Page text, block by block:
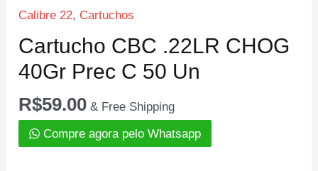
Calibre 22, Cartuchos
Cartucho CBC .22LR CHOG
40Gr Prec C 50 Un
R$59.00 & Free Shipping
Compre agora pelo Whatsapp